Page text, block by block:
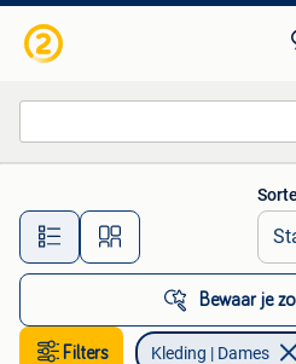
Alle
Bewaar je
Filters Kleding | Dames